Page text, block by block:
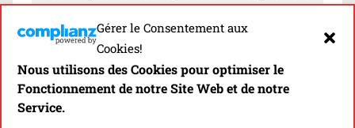
Gérer le Consentement aux
Cookies!
Nous utilisons des Cookies pour optimiser le
Fonctionnement de notre Site Web et de notre
Service.
Ultrafly: l’avant de la semelle est en effet
particulièrement incurvé et le talon
volontairement proéminent, le tout pour
favoriser